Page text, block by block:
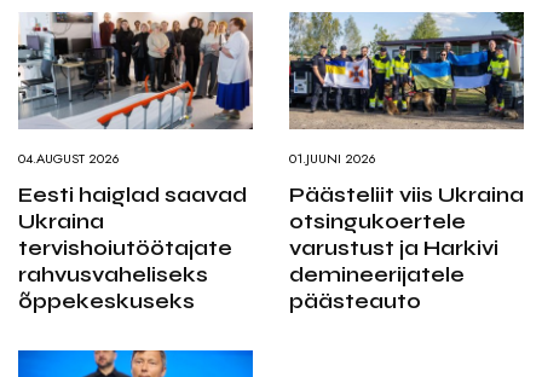
04.AUGUST 2026
Eesti haiglad saavad
Ukraina
tervishoiutöötajate
rahvusvaheliseks
õppekeskuseks
01.JUUNI 2026
Päästeliit viis Ukraina
otsingukoertele
varustust ja Harkivi
demineerijatele
päästeauto